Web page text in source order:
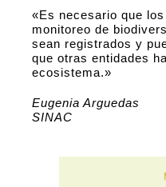
«Es necesario que
monitoreo de
sean registrados y
que otras entidades
ecosistema.»
Eugenia Arguedas
SINAC